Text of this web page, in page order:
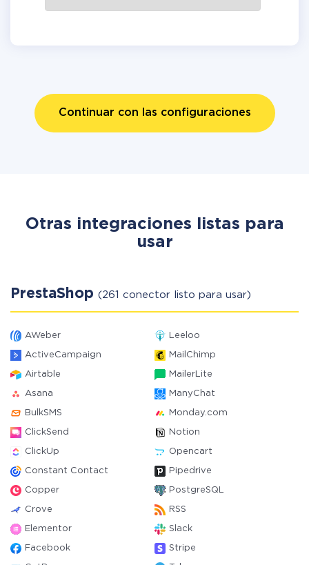
Continuar con las configuraciones
Otras integraciones listas para
usar
PrestaShop (261 conector listo para usar)
AWeber Leeloo
ActiveCampaign MailChimp
Airtable MailerLite
Asana ManyChat
BulkSMS Monday.com
ClickSend Notion
ClickUp Opencart
Constant Contact Pipedrive
Copper PostgreSQL
Crove RSS
Elementor Slack
Facebook Stripe